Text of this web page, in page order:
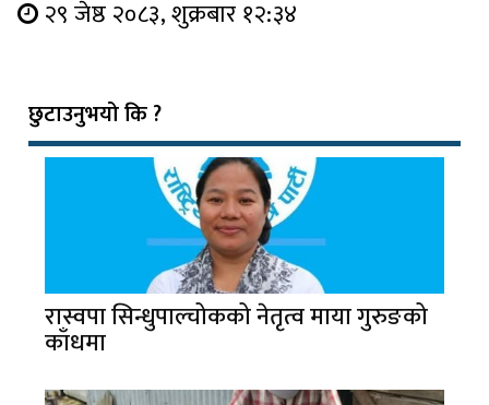
२९ जेष्ठ २०८३, शुक्रबार १२:३४
छुटाउनुभयो कि ?
रास्वपा सिन्धुपाल्चोकको नेतृत्व माया गुरुङको
काँधमा